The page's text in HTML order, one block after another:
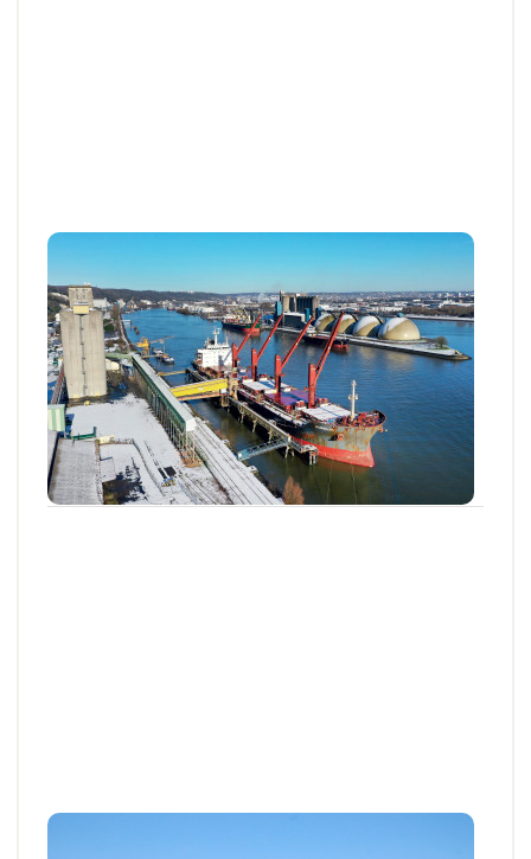
Travaux de recherche
PROJET EN COURS
Stockage : des outils de suivi de la qualité
à l’épreuve de la chaîne logistique
Afin de garantir la qualité des pommes de terre et
des céréales à l’entrée des hubs...
29 OCT. 2025